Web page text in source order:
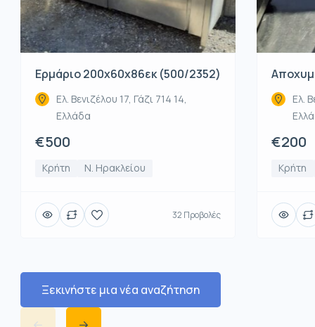
Ερμάριο 200x60x86εκ (500/2352)
Ελ. Βενιζέλου 17, Γάζι 714 14,
Ελλάδα
€500
Κρήτη Ν. Ηρακλείου
32 Προβολές
Ελ.
€200
Κρήτη
Ξεκινήστε μια νέα αναζήτηση